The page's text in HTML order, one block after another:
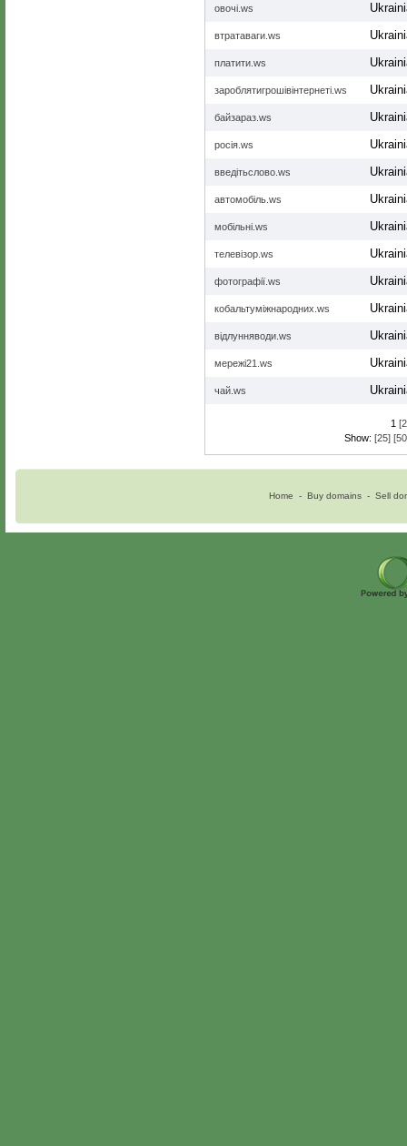
овочі.ws
втратаваги.ws
платити.ws
зароблятигрошівінтернеті.ws
байзараз.ws
росія.ws
введітьслово.ws
автомобіль.ws
мобільні.ws
телевізор.ws
фотографії.ws
кобальтуміжнародних.ws
відлунняводи.ws
мережі21.ws
чай.ws
1
Show: [25]
Home - Buy domains - Sell